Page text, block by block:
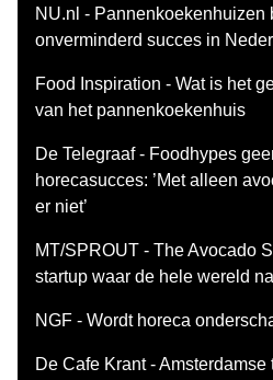
NU.nl - Pannenkoekenhuizen
onverminderd succes in
Food Inspiration - Wat is het
van het pannenkoekenhuis
De Telegraaf - Foodhypes
horecasucces: ’Met alleen
er niet’
MT/SPROUT - The Avocado
startup waar de hele wereld
NGF - Wordt horeca
De Cafe Krant -